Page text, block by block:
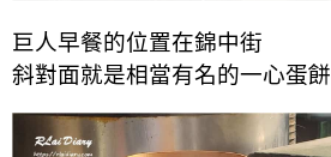
巨人早餐的位置在錦中街
斜對面就是相當有名的一心蛋餅